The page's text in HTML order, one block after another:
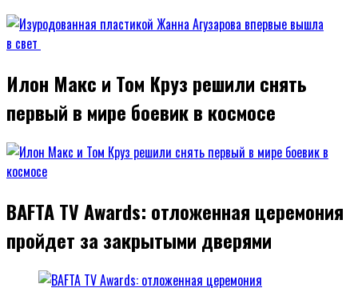
Илон Макс и Том Круз решили снять
первый в мире боевик в космосе
BAFTA TV Awards: отложенная церемония
пройдет за закрытыми дверями